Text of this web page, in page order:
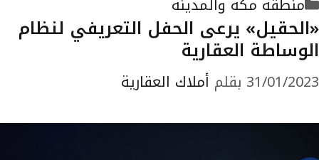
«الحقيل» يرعى الحفل التعريفي لنظام
الوساطة العقارية
31/01/2023 بقلم أملاك العقارية